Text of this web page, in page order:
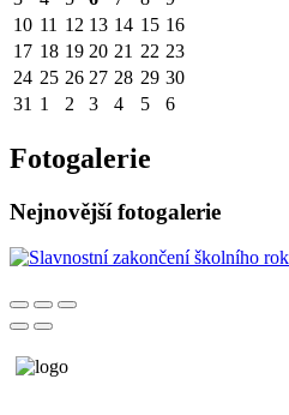
10 11 12 13 14 15 16
17 18 19 20 21 22 23
24 25 26 27 28 29 30
31 1 2 3 4 5 6
Fotogalerie
Nejnovější fotogalerie